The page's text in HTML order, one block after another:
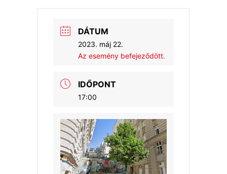
e
t
A
t
e
i
DÁTUM
2023. máj 22.
Az esemény befejeződött.
IDŐPONT
17:00